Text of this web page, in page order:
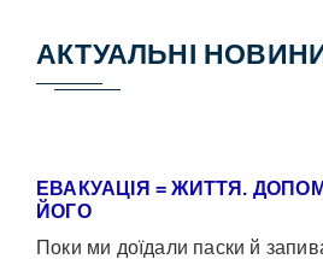
АКТУАЛЬНІ
ЕВАКУАЦІЯ = ЖИТТЯ.
ЙОГО
Поки ми доїдали паски й